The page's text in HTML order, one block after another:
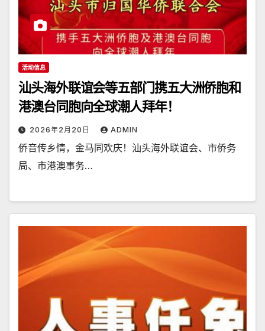
活动信息
汕头海外联谊会等五部门携五大洲侨胞和
港澳台同胞向全球潮人拜年！
2026年2月20日 ADMIN
侨音传乡情，金马同欢庆！汕头海外联谊会、市侨务
局、市港澳事务…